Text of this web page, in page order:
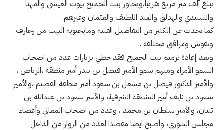
تبلغ ألف متر مربع تقريبا،ويجاور بيت الجميح بيوت العيسى والمهنا
والسنيدي والهدلق والعبد اللطيف والعثمان وغيرهم.
كما تحدث عن الكثير من التفاصيل الفنية ومايحتوية البيت من زخارف
ونقوش ومرافق مختلفة .
وبعد إعادة ترميم بيت الجميح فقد حظي بزيارات عدد من اصحاب
السمو الأمراء ومنهم سمو الأمير فيصل بن بندر أمير منطقة ،الرياض ،
والأمير الدكتور فيصل بن مشعل بن سعود أمير منطقة القصيم ،والأمير
سعود بن نايف أمير المنطقة الشرقية، والأمير سعود بن عبدالله بن
ثنيان، والأمير سلطان بن محمد ، وعدد من اصحاب المعالي وأعضاء
مجلس الشورى، وأصبح ايضا مقصدا لعدد من الزوار من الداخل